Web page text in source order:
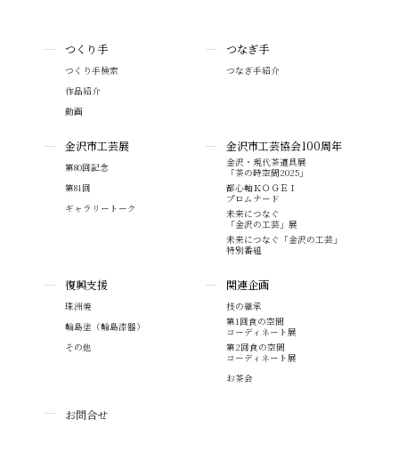
つくり手
つくり手検索
作品紹介
動画
つなぎ手
つなぎ手紹介
金沢市工芸展
第80回記念
第81回
ギャラリートーク
金沢市工芸協会100周年
金沢・現代茶道具展
「茶の時空間2025」
都心軸ＫＯＧＥＩ
プロムナード
未来につなぐ
「金沢の工芸」展
未来につなぐ「金沢の工芸」
特別番組
復興支援
珠洲焼
輪島塗（輪島漆器）
その他
関連企画
技の継承
第1回食の空間
コーディネート展
第2回食の空間
コーディネート展
お茶会
お問合せ